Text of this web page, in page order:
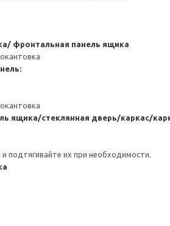
фронтальная панель ящика
ящика/стеклянная дверь/каркас/
подтягивайте их при необходимости.